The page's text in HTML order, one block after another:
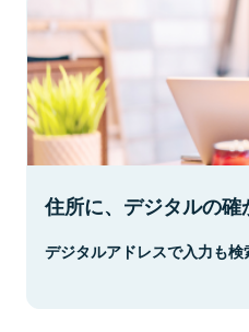
住所に、デジタルの確
デジタルアドレスで入力も検